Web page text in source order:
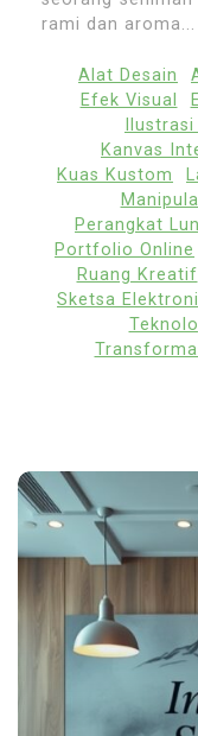
rami dan aroma...
Alat Desain
Efek Visual
Kanvas
Kuas Kustom
Perangkat
Portfolio Online
Ruang Kreatif
Sketsa